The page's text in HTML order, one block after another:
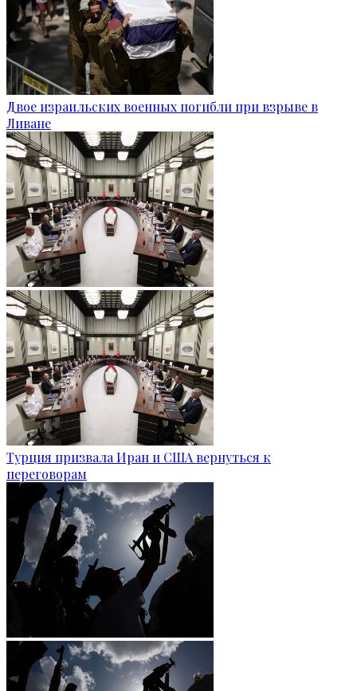
Двое израильских военных погибли при взрыве в
Ливане
Турция призвала Иран и США вернуться к
переговорам